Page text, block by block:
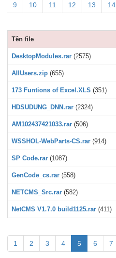
9 10 11 12 13 14
Tên file
DesktopModules.rar (2575)
AllUsers.zip (655)
173 Funtions of Excel.XLS (351)
HDSUDUNG_DNN.rar (2324)
AM102437421033.rar (506)
WSSHOL-WebParts-CS.rar (914)
SP Code.rar (1087)
GenCode_cs.rar (558)
NETCMS_Src.rar (582)
NetCMS V1.7.0 build1125.rar (411)
1 2 3 4 5 6 7